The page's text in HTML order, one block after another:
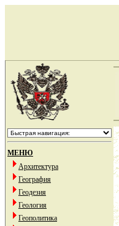
МЕНЮ
Архитектура
География
Геодезия
Геология
Геополитика